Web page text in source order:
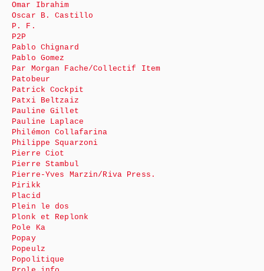
Omar Ibrahim
Oscar B. Castillo
P. F.
P2P
Pablo Chignard
Pablo Gomez
Par Morgan Fache/Collectif Item
Patobeur
Patrick Cockpit
Patxi Beltzaiz
Pauline Gillet
Pauline Laplace
Philémon Collafarina
Philippe Squarzoni
Pierre Ciot
Pierre Stambul
Pierre-Yves Marzin/Riva Press.
Pirikk
Placid
Plein le dos
Plonk et Replonk
Pole Ka
Popay
Popeulz
Popolitique